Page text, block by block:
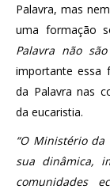
Palavra, mas
uma formação
Palavra não
importante essa
da Palavra nas
da eucaristia.
“O Ministério da
sua dinâmica,
comunidades